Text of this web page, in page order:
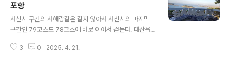
았다. 삼길포는 선상 어시장도 유명하지만 우럭 좌대 낚시
터로 유명한데 이유는 이곳에서 우럭 양식을 많이 하기 때
문이다. 표준명은 조피볼락이다. 광어 다음으로 양식을 많
이 하는 국민 횟감이다. 그런데, 흥미로운 점은 난태생으로
알이 어미 배속에서 부화하여 새끼를 낳는 어종이라는 것
포항
서산시 구간의 서해랑길은 길지 않아서 서산시의 마지막
구간인 79코스도 78코스에 바로 이어서 걷는다. 대산읍은
진 곳이므로 북서부에 황금산과 같은 명소가 있지만 북부
3 0 2025. 4. 21.